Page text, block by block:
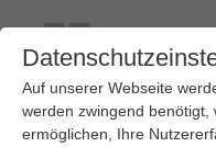
Auf unserer Webseite
werden zwingend
ermöglichen, Ihre